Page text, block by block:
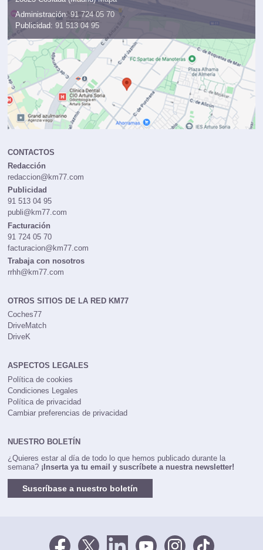
Administración: 91 724 05 70
Publicidad: 91 513 04 95
CONTACTOS
Redacción
redaccion@km77.com
Publicidad
91 513 04 95
publi@km77.com
Facturación
91 724 05 70
facturacion@km77.com
Trabaja con nosotros
rrhh@km77.com
OTROS SITIOS DE LA RED KM77
Coches77
DriveMatch
DriveK
ASPECTOS LEGALES
Política de cookies
Condiciones Legales
Política de privacidad
Cambiar preferencias de privacidad
NUESTRO BOLETÍN
¿Quieres estar al día de todo lo que hemos publicado durante la
semana? ¡Inserta ya tu email y suscríbete a nuestra newsletter!
Suscríbase a nuestro boletín